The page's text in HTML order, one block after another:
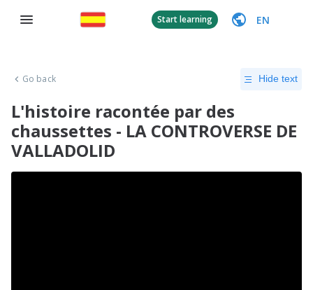
Start learning EN
Go back Hide text
L'histoire racontée par des
chaussettes - LA CONTROVERSE DE
VALLADOLID